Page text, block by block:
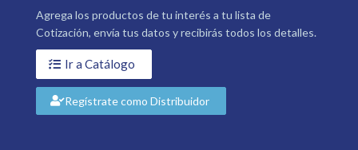
Agrega los productos de tu interés a tu lista de
Cotización, envía tus datos y recibirás todos los detalles.
Ir a Catálogo
Regístrate como Distribuidor